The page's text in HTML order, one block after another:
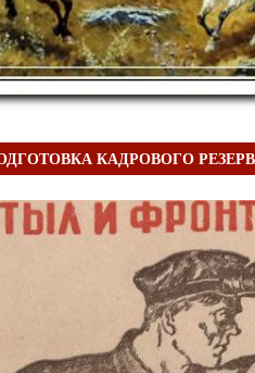
КАДРОВОГО